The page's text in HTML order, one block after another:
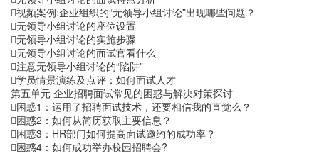
视频案例:企业组织的“无领导小组讨论”出现哪些问题？
无领导小组讨论的座位设置
无领导小组讨论的实施步骤
无领导小组讨论的面试官看什么
注意无领导小组讨论的“陷阱”
学员情景演练及点评：如何面试人才
第五单元 企业招聘面试常见的困惑与解决对策探讨
困惑1：运用了招聘面试技术，还要相信我的直觉么？
困惑2：如何从简历获取主要信息？
困惑3：HR部门如何提高面试邀约的成功率？
困惑4：如何成功举办校园招聘会?